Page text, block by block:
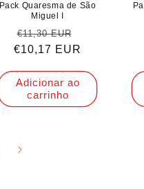
Pack Quaresma de São
Miguel I
Preço
normal
€11,30 EUR
de
€10,17 EUR
Adicionar ao
carrinho